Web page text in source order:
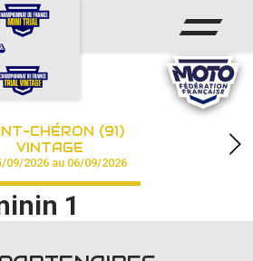
CHÉRON (91)
VINTAGE
09/2026 au 06/09/2026
1